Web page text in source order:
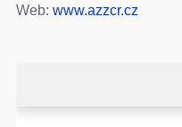
Web: www.azzcr.cz